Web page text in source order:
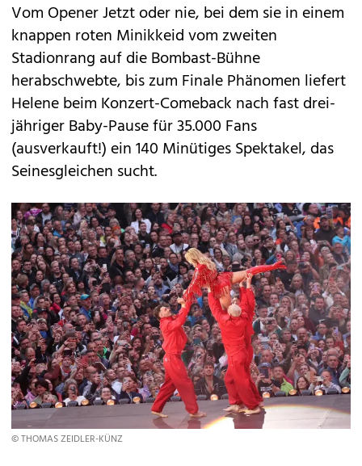
Vom Opener Jetzt oder nie, bei dem sie in einem
knappen roten Minikkeid vom zweiten
Stadionrang auf die Bombast-Bühne
herabschwebte, bis zum Finale Phänomen liefert
Helene beim Konzert-Comeback nach fast drei-
jähriger Baby-Pause für 35.000 Fans
(ausverkauft!) ein 140 Minütiges Spektakel, das
Seinesgleichen sucht.
© THOMAS ZEIDLER-KÜNZ